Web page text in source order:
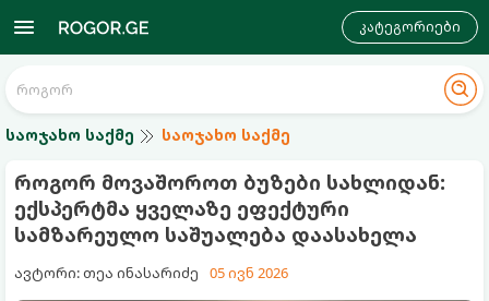
კატეგორიები
საოჯახო საქმე საოჯახო საქმე
როგორ მოვაშოროთ ბუზები სახლიდან:
ექსპერტმა ყველაზე ეფექტური
სამზარეულო საშუალება დაასახელა
ავტორი: თეა ინასარიძე 05 ივნ 2026